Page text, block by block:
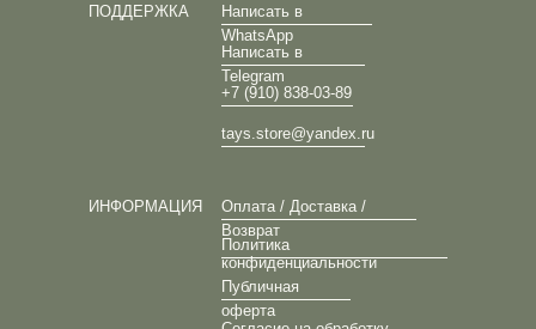
ПОДДЕРЖКА
Написать в
WhatsApp
Написать в
Telegram
+7 (910) 838-03-89
tays.store@yandex.ru
ИНФОРМАЦИЯ
Оплата / Доставка /
Возврат
Политика
конфиденциальности
Публичная
оферта